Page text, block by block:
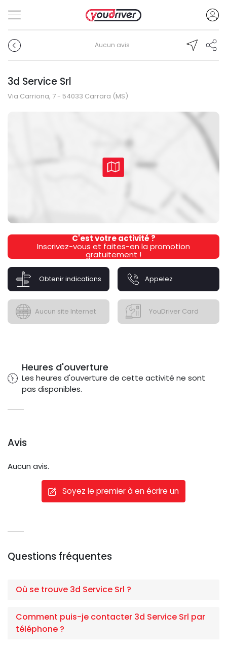
Aucun avis
3d Service Srl
Via Carriona, 7 - 54033 Carrara (MS)
C'est votre activité ?
Inscrivez-vous et faites-en la promotion
gratuitement !
Obtenir indications Appelez
Aucun site Internet YouDriver Card
Heures d'ouverture
Les heures d'ouverture de cette activité ne sont
pas disponibles.
Avis
Aucun avis.
Soyez le premier à en écrire un
Questions fréquentes
Où se trouve 3d Service Srl ?
Comment puis-je contacter 3d Service Srl par
téléphone ?